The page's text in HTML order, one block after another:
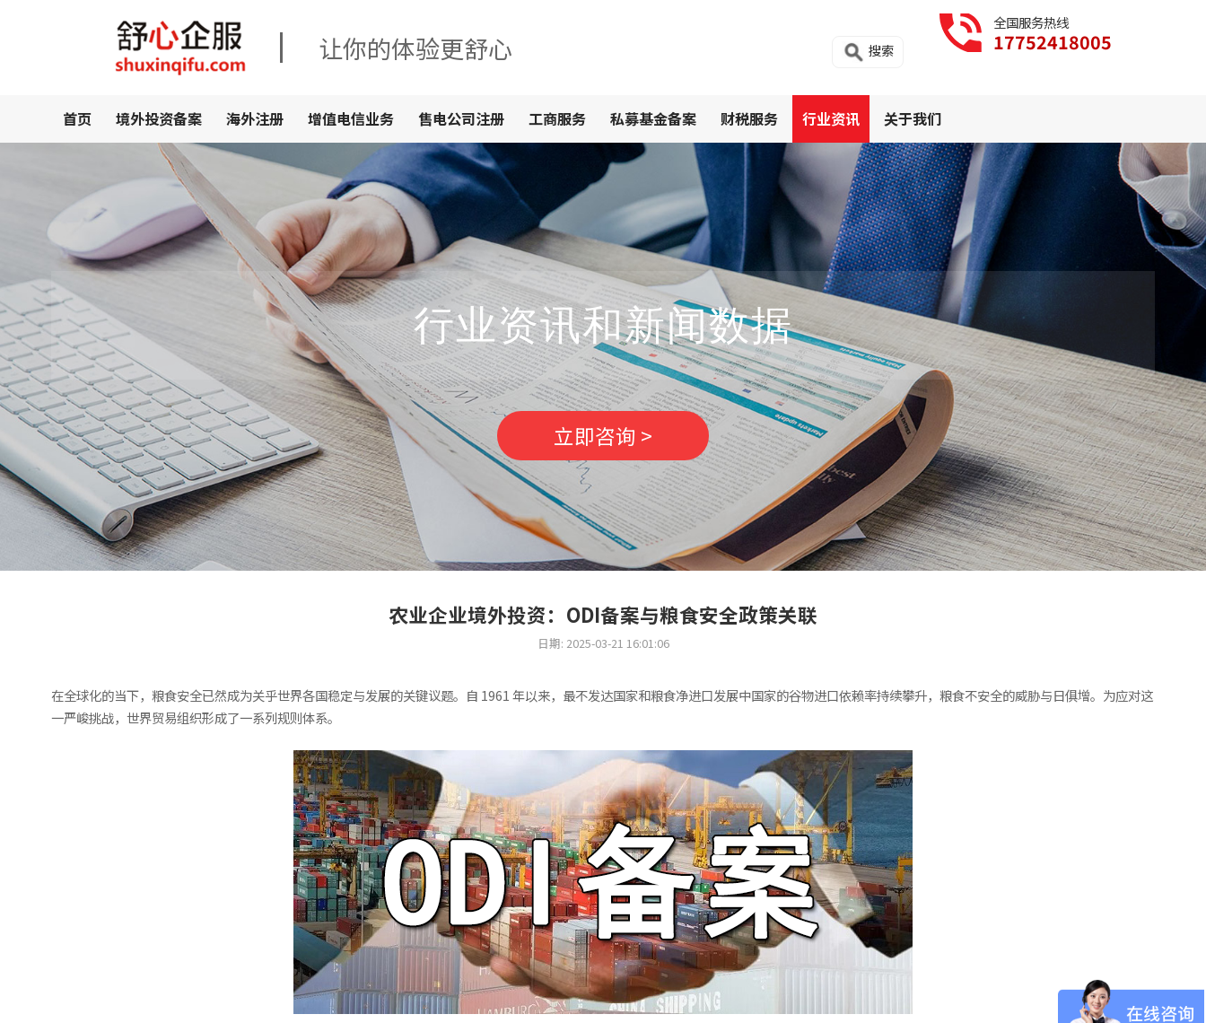
让你的体验更舒心
全国服务热线
17752418005
搜索
首页 境外投资备案 海外注册 增值电信业务 售电公司注册 工商服务 私募基金备案 财税服务 行业资讯 关于我们
行业资讯和新闻数据
立即咨询 >
农业企业境外投资：ODI备案与粮食安全政策关联
日期: 2025-03-21 16:01:06
在全球化的当下，粮食安全已然成为关乎世界各国稳定与发展的关键议题。自 1961 年以来，最不发达国家和粮食净进口发展中国家的谷物进口依赖率持续攀升，粮食不安全的威胁与日俱增。为应对这
一严峻挑战，世界贸易组织形成了一系列规则体系。